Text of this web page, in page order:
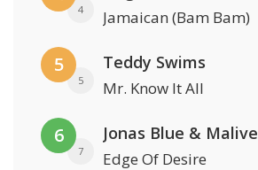
4 Jamaican (Bam Bam)
5
5
Teddy Swims
Mr. Know It All
6
7
Jonas Blue & Malive
Edge Of Desire